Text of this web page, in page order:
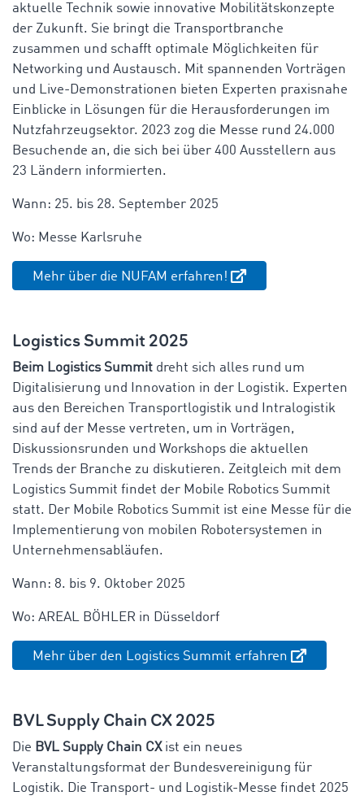
aktuelle Technik sowie innovative Mobilitätskonzepte
der Zukunft. Sie bringt die Transportbranche
zusammen und schafft optimale Möglichkeiten für
Networking und Austausch. Mit spannenden Vorträgen
und Live-Demonstrationen bieten Experten praxisnahe
Einblicke in Lösungen für die Herausforderungen im
Nutzfahrzeugsektor. 2023 zog die Messe rund 24.000
Besuchende an, die sich bei über 400 Ausstellern aus
23 Ländern informierten.
Wann: 25. bis 28. September 2025
Wo: Messe Karlsruhe
Mehr über die NUFAM erfahren!
Logistics Summit 2025
Beim Logistics Summit dreht sich alles rund um
Digitalisierung und Innovation in der Logistik. Experten
aus den Bereichen Transportlogistik und Intralogistik
sind auf der Messe vertreten, um in Vorträgen,
Diskussionsrunden und Workshops die aktuellen
Trends der Branche zu diskutieren. Zeitgleich mit dem
Logistics Summit findet der Mobile Robotics Summit
statt. Der Mobile Robotics Summit ist eine Messe für die
Implementierung von mobilen Robotersystemen in
Unternehmensabläufen.
Wann: 8. bis 9. Oktober 2025
Wo: AREAL BÖHLER in Düsseldorf
Mehr über den Logistics Summit erfahren
BVL Supply Chain CX 2025
Die BVL Supply Chain CXist ein neues
Veranstaltungsformat der Bundesvereinigung für
Logistik. Die Transport- und Logistik-Messe findet 2025